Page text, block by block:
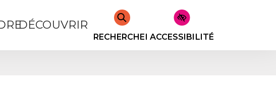
DÉCOUVRIR
RECHERCHERACCESSIBILITÉ